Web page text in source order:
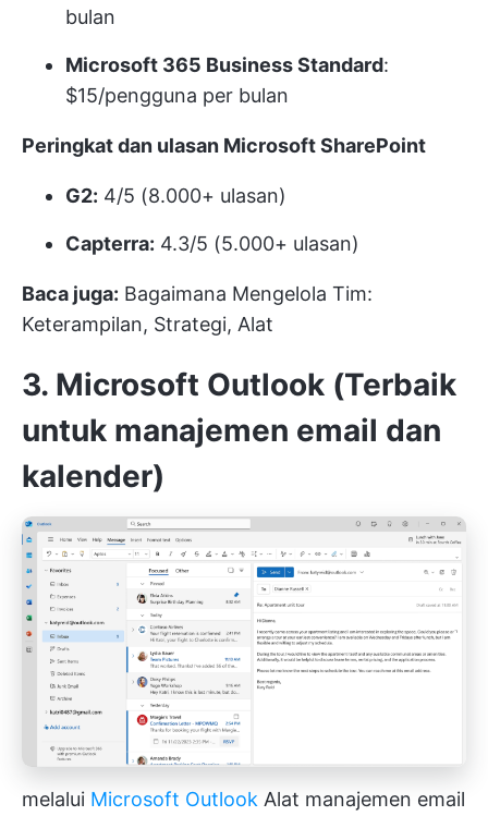
bulan
Microsoft 365 Business Standard:
$15/pengguna per bulan
Peringkat dan ulasan Microsoft SharePoint
G2: 4/5 (8.000+ ulasan)
Capterra: 4.3/5 (5.000+ ulasan)
Baca juga: Bagaimana Mengelola Tim:
Keterampilan, Strategi, Alat
3. Microsoft Outlook (Terbaik
untuk manajemen email dan
kalender)
melalui Microsoft Outlook Alat manajemen email